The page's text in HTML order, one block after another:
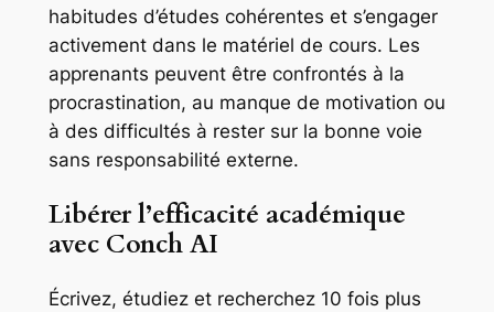
habitudes d’études cohérentes et s’engager
activement dans le matériel de cours. Les
apprenants peuvent être confrontés à la
procrastination, au manque de motivation ou
à des difficultés à rester sur la bonne voie
sans responsabilité externe.
Libérer l’efficacité académique
avec Conch AI
Écrivez, étudiez et recherchez 10 fois plus